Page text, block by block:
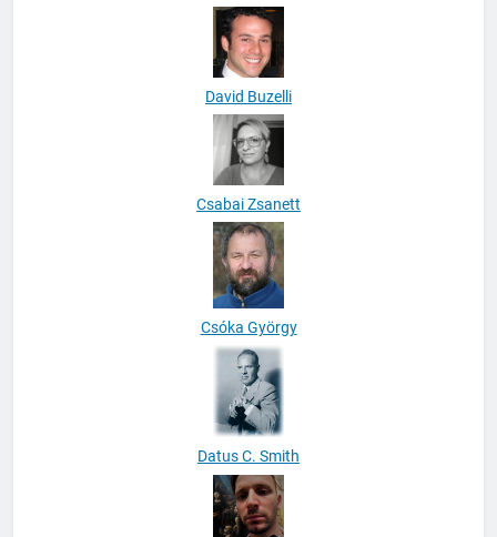
David Buzelli
Csabai Zsanett
Csóka György
Datus C. Smith